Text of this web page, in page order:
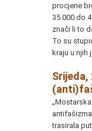
procjene
35.000 do
znači li to
To su
kraju u njih
Srijeda,
trasirala